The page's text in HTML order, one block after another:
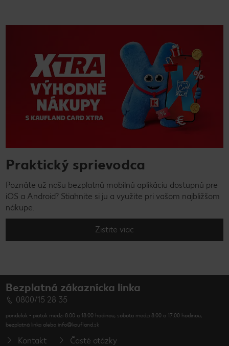
Praktický sprievodca
Poznáte už našu bezplatnú mobilnú aplikáciu dostupnú pre
iOS a Android? Stiahnite si ju a využite pri vašom najbližšom
nákupe.
Zistite viac
Bezplatná zákaznícka linka
0800/15 28 35
pondelok - piatok medzi 8:00 a 18:00 hodinou, sobota medzi 8:00 a 17:00 hodinou,
bezplatná linka alebo info@kaufland.sk
Kontakt Časté otázky